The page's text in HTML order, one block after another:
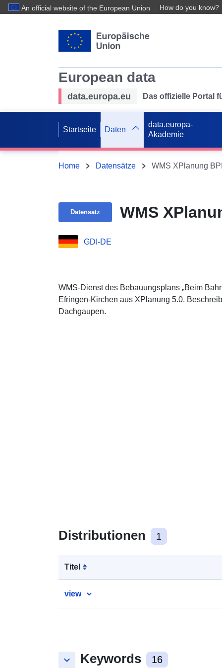
An official website of the European Union How do you know?
European data
data.europa.eu Das offizielle Portal
Startseite Daten
data.europa-
Akademie
Home Datensätze WMS XPlanung
Datensatz WMS
GDI-DE
WMS-Dienst des Bebauungsplans „Beim
Efringen-Kirchen aus XPlanung 5.0.
Dachgaupen.
Distributionen 1
Titel
view
keyboard_arrow_down Keywords 16